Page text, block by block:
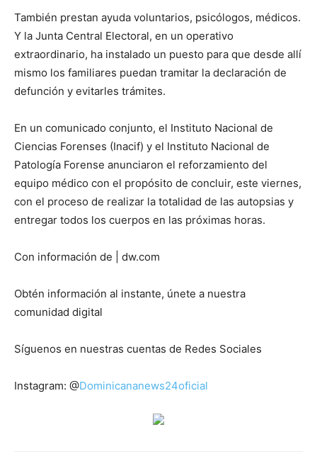
También prestan ayuda voluntarios, psicólogos, médicos.
Y la Junta Central Electoral, en un operativo
extraordinario, ha instalado un puesto para que desde allí
mismo los familiares puedan tramitar la declaración de
defunción y evitarles trámites.
En un comunicado conjunto, el Instituto Nacional de
Ciencias Forenses (Inacif) y el Instituto Nacional de
Patología Forense anunciaron el reforzamiento del
equipo médico con el propósito de concluir, este viernes,
con el proceso de realizar la totalidad de las autopsias y
entregar todos los cuerpos en las próximas horas.
Con información de | dw.com
Obtén información al instante, únete a nuestra
comunidad digital
Síguenos en nuestras cuentas de Redes Sociales
Instagram: @Dominicananews24oficial